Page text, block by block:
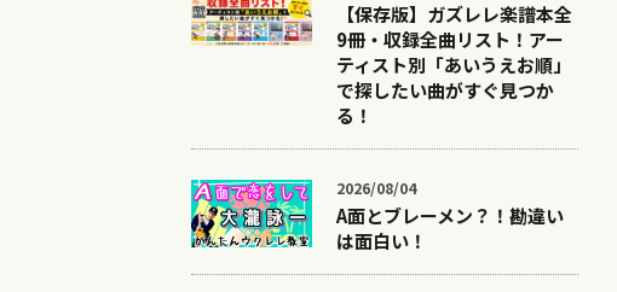
【保存版】ガズレレ楽譜本全
9冊・収録全曲リスト！アー
ティスト別「あいうえお順」
で探したい曲がすぐ見つか
る！
2026/08/04
A面とブレーメン？！勘違い
は面白い！